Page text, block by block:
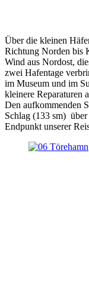
Über die kleinen
Richtung Norden bis
Wind aus Nordost,
zwei Hafentage
im Museum und im
kleinere Reparaturen
Den aufkommenden
Schlag (133 sm)
Endpunkt unserer